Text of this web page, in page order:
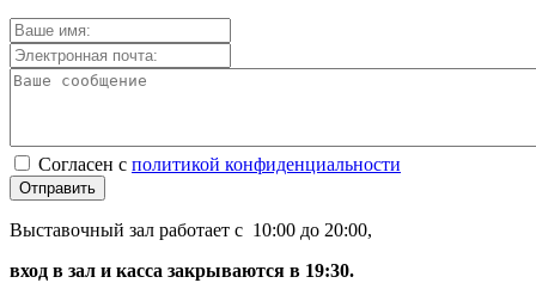
Согласен с политикой конфиденциальности
Отправить
Выставочный зал работает с 10:00 до 20:00,
вход в зал и касса закрываются в 19:30.